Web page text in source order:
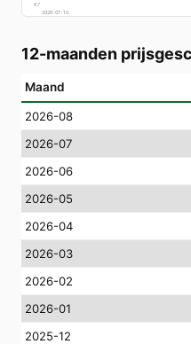
€7
2026-07-10
12-maanden
Maand
2026-08
2026-07
2026-06
2026-05
2026-04
2026-03
2026-02
2026-01
2025-12